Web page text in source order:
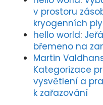
v prostoru
kryogenních
hello world:
břemeno na
Martin
Kategorizace
vysvětlení a
k zařazování